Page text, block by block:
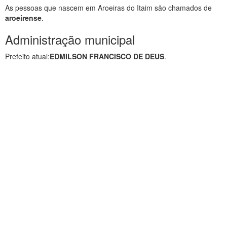
As pessoas que nascem em Aroeiras do Itaim são chamados de
aroeirense.
Administração municipal
Prefeito atual:EDMILSON FRANCISCO DE DEUS.